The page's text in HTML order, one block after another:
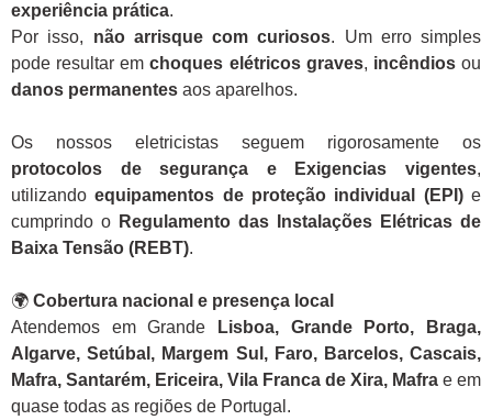
experiência prática.
Por isso, não arrisque com curiosos. Um erro simples
pode resultar emchoques elétricos graves, incêndiosou
danos permanentes aos aparelhos.
Os nossos eletricistas seguem rigorosamente os
protocolos de segurança e Exigencias vigentes,
utilizandoequipamentos de proteção individual (EPI)e
cumprindo o Regulamento das Instalações Elétricas de
Baixa Tensão (REBT).
🌍 Cobertura nacional e presença local
Atendemos em Grande
Lisboa, Grande Porto, Braga,
Algarve, Setúbal, Margem Sul, Faro, Barcelos, Cascais,
Mafra, Santarém, Ericeira, Vila Franca de Xira, Mafra e em
quase todas as regiões de Portugal.